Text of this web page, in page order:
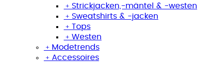
﹢ Strickjacken,-mäntel & -westen
﹢ Sweatshirts & -jacken
﹢ Tops
﹢ Westen
﹢ Modetrends
﹢ Accessoires